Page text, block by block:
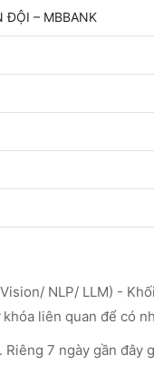
ĐỘI – MBBANK
NLP/ LLM) -
liên quan để có
7 ngày gần đây